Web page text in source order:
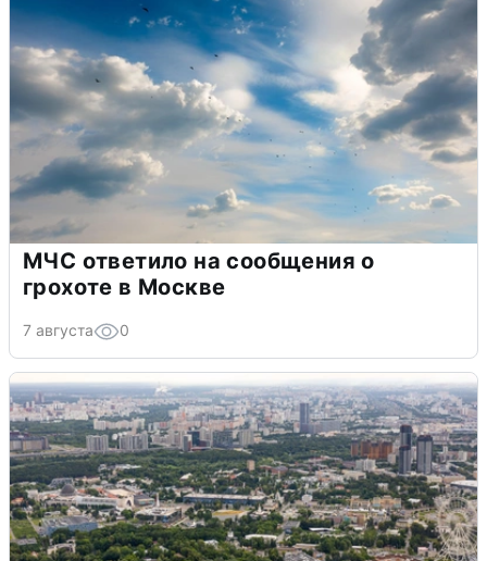
МЧС ответило на сообщения о
грохоте в Москве
7 августа 0